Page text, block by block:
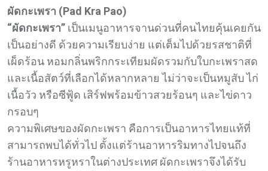
ผัดกะเพรา (Pad Kra Pao)
“ผัดกะเพรา” เป็นเมนูอาหารจานด่วนที่คนไทยคุ้นเคยกัน
เป็นอย่างดี ด้วยความเรียบง่าย แต่เต็มไปด้วยรสชาติที่
เผ็ดร้อน หอมกลิ่นพริกกระเทียมผัดรวมกับใบกะเพราสด
และเนื้อสัตว์ที่เลือกได้หลากหลาย ไม่ว่าจะเป็นหมูสับ ไก่
เนื้อวัว หรือซีฟู้ด เสิร์ฟพร้อมข้าวสวยร้อนๆ และไข่ดาว
กรอบๆ
ความพิเศษของผัดกะเพรา คือการเป็นอาหารไทยแท้ที่
สามารถพบได้ทั่วไป ตั้งแต่ร้านอาหารริมทางไปจนถึง
ร้านอาหารหรูหราในต่างประเทศ ผัดกะเพราจึงได้รับ